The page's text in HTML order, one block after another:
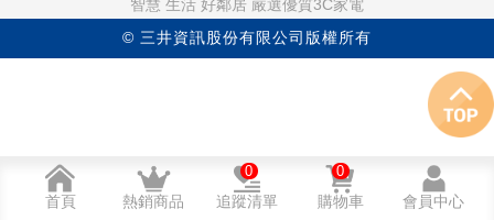
智慧 生活 好鄰居 嚴選優質3C家電
© 三井資訊股份有限公司版權所有
首頁 熱銷商品 追蹤清單
0
購物車
0
會員中心